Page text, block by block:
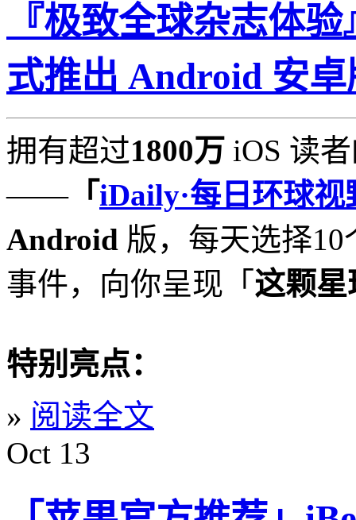
『极致全球杂志体
式推出 Android 安卓
拥有超过1800万 iOS 读
——「 iDaily·每日环球视
Android 版，每天选择
事件，向你呈现「 这颗
特别亮点：
» 阅读全文
Oct 13